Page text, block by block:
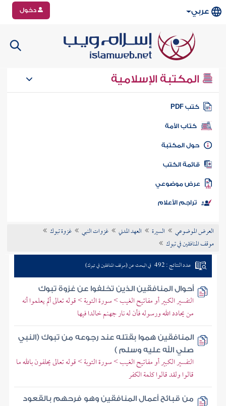
عربي دخول
المكتبة الإسلامية
كتب PDF
كتاب الأمة
المكتبة
الكتب
موضوعي
تراجم الأعلام
العرض الموضوعي السيرة العهد المدني غزوات النبي
غزوة تبوك
موقف المنافقين في تبوك
عدد النتائج : 492 في البحث عن (موقف المنافقين في تبوك)
أحوال المنافقين الذين تخلفوا عن غزوة تبوك
التفسير الكبير أو مفاتيح الغيب > سورة التوبة > قوله تعالى ألم يعلموا أنه
من يحادد الله ورسوله فأن له نار جهنم خالدا فيها
المنافقين هموا بقتله عند رجوعه من تبوك (النبي
صلي الله عليه وسلم )
التفسير الكبير أو مفاتيح الغيب > سورة التوبة > قوله تعالى يحلفون بالله ما
قالوا ولقد قالوا كلمة الكفر
من قبائح أعمال المنافقين وهو فرحهم بالقعود